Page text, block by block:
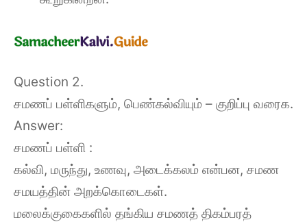
Question 2.
சமணப் பள்ளிகளும், பெண்கல்வியும் – குறிப்பு வரைக.
Answer:
சமணப் பள்ளி :
கல்வி, மருந்து, உணவு, அடைக்கலம் என்பன, சமண
சமயத்தின் அறக்கொடைகள்.
மலைக்குகைகளில் தங்கிய சமணத் திகம்பரத்